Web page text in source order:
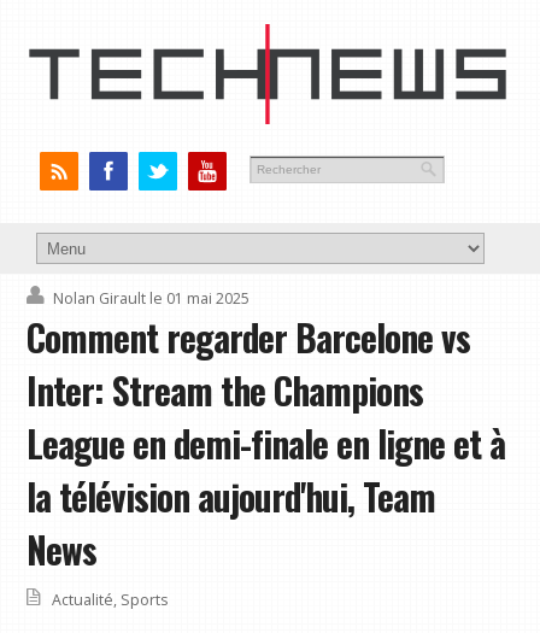
Nolan Girault le 01 mai 2025
Comment regarder Barcelone vs
Inter: Stream the Champions
League en demi-finale en ligne et à
la télévision aujourd'hui, Team
News
Actualité, Sports